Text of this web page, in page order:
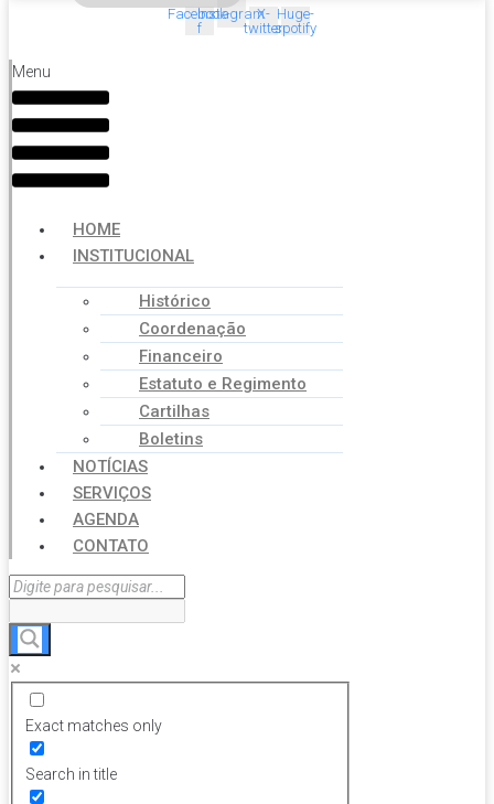
Facebook-
f
InstagramX-
twitter
Huge-
spotify
Menu
HOME
INSTITUCIONAL
Histórico
Coordenação
Financeiro
Estatuto e Regimento
Cartilhas
Boletins
NOTÍCIAS
SERVIÇOS
AGENDA
CONTATO
Exact matches only
Search in title